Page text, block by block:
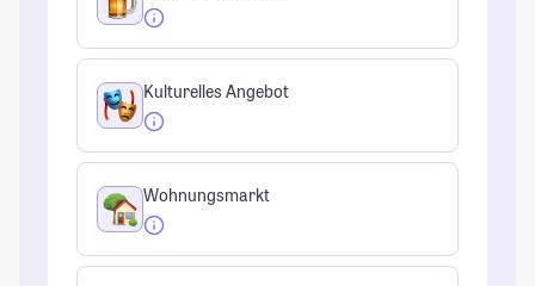
Kulturelles Angebot
Wohnungsmarkt